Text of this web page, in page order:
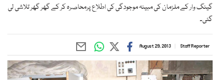
گینگ وار کے ملزمان کی مبینہ موجودگی کی اطلاع پرمحاصرہ کر کے گھر گھر تلاشی لی
گئی۔
Staff Reporter
August 29, 2013